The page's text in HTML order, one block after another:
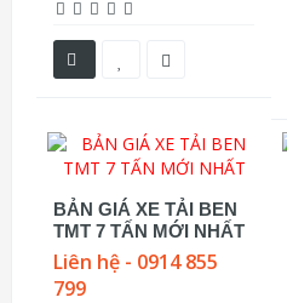
BẢN GIÁ XE TẢI BEN
TMT 7 TẤN MỚI NHẤT
Liên hệ - 0914 855
799